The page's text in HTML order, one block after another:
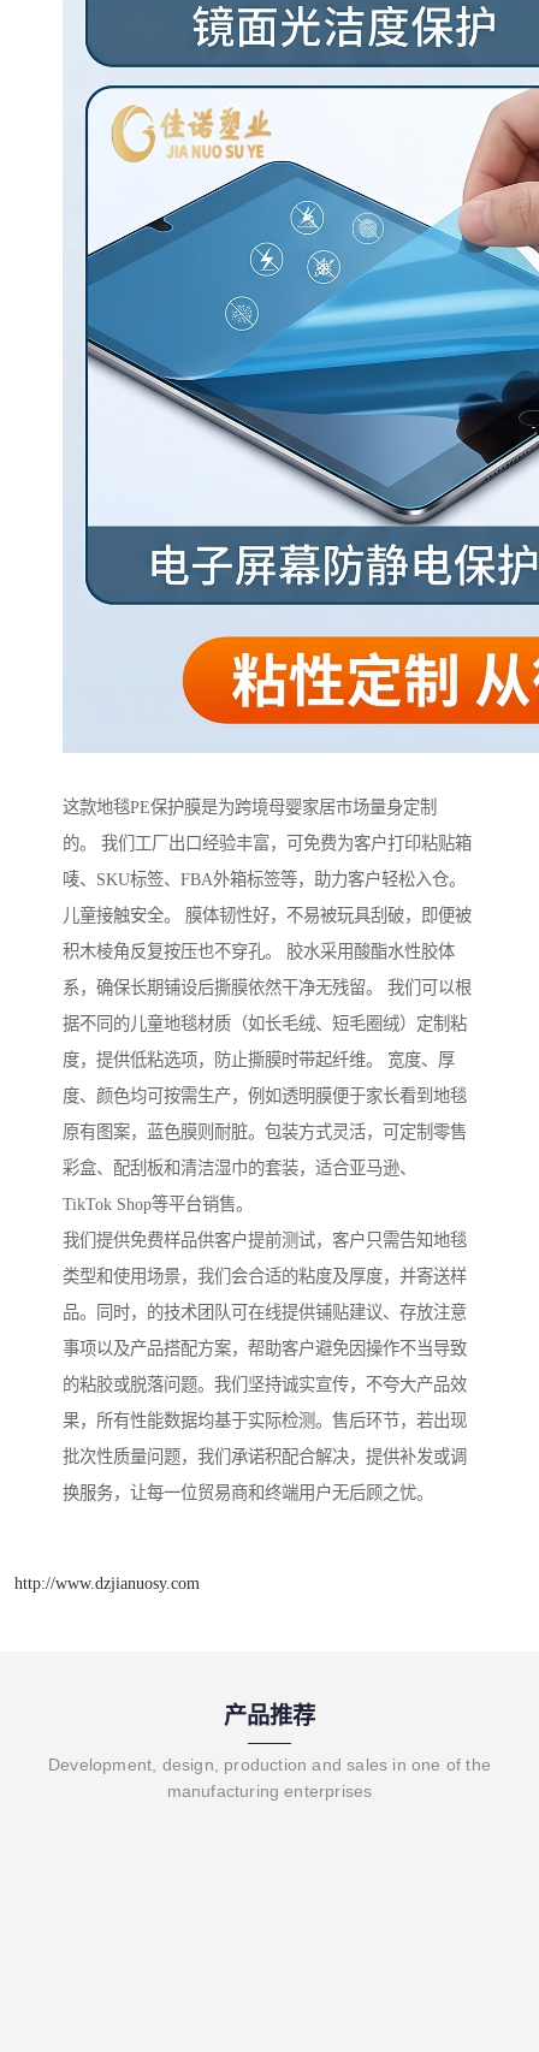
这款地毯PE保护膜是为跨境母婴家居市场量身定制
的。 我们工厂出口经验丰富，可免费为客户打印粘贴箱
唛、SKU标签、FBA外箱标签等，助力客户轻松入仓。
儿童接触安全。 膜体韧性好，不易被玩具刮破，即便被
积木棱角反复按压也不穿孔。 胶水采用酸酯水性胶体
系，确保长期铺设后撕膜依然干净无残留。 我们可以根
据不同的儿童地毯材质（如长毛绒、短毛圈绒）定制粘
度，提供低粘选项，防止撕膜时带起纤维。 宽度、厚
度、颜色均可按需生产，例如透明膜便于家长看到地毯
原有图案，蓝色膜则耐脏。包装方式灵活，可定制零售
彩盒、配刮板和清洁湿巾的套装，适合亚马逊、
TikTok Shop等平台销售。
我们提供免费样品供客户提前测试，客户只需告知地毯
类型和使用场景，我们会合适的粘度及厚度，并寄送样
品。同时，的技术团队可在线提供铺贴建议、存放注意
事项以及产品搭配方案，帮助客户避免因操作不当导致
的粘胶或脱落问题。我们坚持诚实宣传，不夸大产品效
果，所有性能数据均基于实际检测。售后环节，若出现
批次性质量问题，我们承诺积配合解决，提供补发或调
换服务，让每一位贸易商和终端用户无后顾之忧。
http://www.dzjianuosy.com
产品推荐
Development, design, production and sales in one of the
manufacturing enterprises